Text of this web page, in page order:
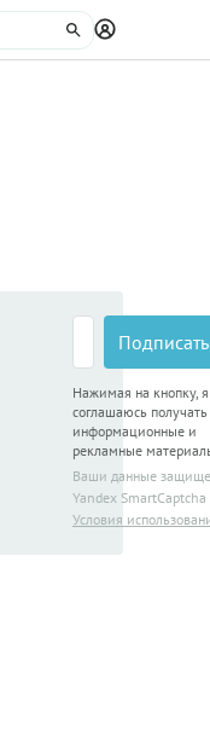
Нажимая на кнопку, я
соглашаюсь получать
информационные и
рекламные
Ваши данные
Yandex SmartCaptcha
Условия